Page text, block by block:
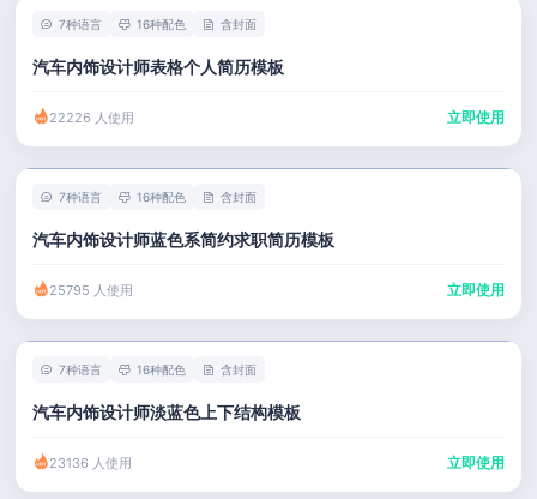
7种语言 16种配色 含封面
汽车内饰设计师表格个人简历模板
22226 人使用 立即使用
7种语言 16种配色 含封面
汽车内饰设计师蓝色系简约求职简历模板
25795 人使用 立即使用
7种语言 16种配色 含封面
汽车内饰设计师淡蓝色上下结构模板
23136 人使用 立即使用